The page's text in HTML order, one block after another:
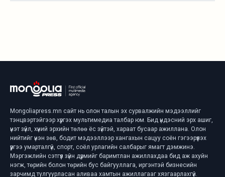
Mongoliapress.mn сайт нь олон талын эх сурвалжийн мэдээллийг
тэнцвэртэйгээр хүргэх мультимедиа талбар юм. Бид үндэсний эрх ашиг,
үнэт зүйл, хүний эрхийн төлөө ёс зүйтэй, хараат бусаар ажиллана. Олон
нийтийг үнэн зөв, бодит мэдээллээр хангахын сацуу соён гэгээрүүлэх
үүргээ умарталгүй, спорт, соёл урлагийн салбарыг ямагт дэмжинэ.
Мэргэжлийн сэтгүүл зүйн дүрмийг баримтлан ажиллахдаа бид аж ахуйн
нэгж, төрийн болон төрийн бус байгууллага, иргэнтэй бизнесийн
зарчимд тулгуурласан аливаа хамтын ажиллагааг хязгаарлахгүй.